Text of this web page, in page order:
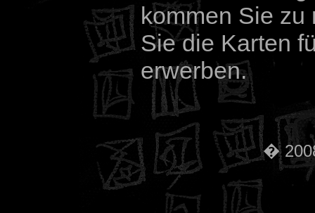
kommen Sie zu
Sie die Karten
erwerben.
�